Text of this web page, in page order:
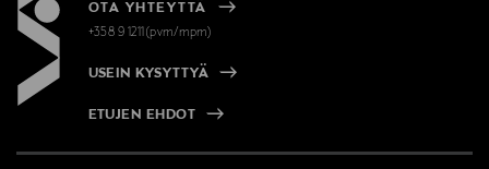
OTA YHTEYTTÄ
+358 9 1211(pvm/mpm)
USEIN KYSYTTYÄ
ETUJEN EHDOT